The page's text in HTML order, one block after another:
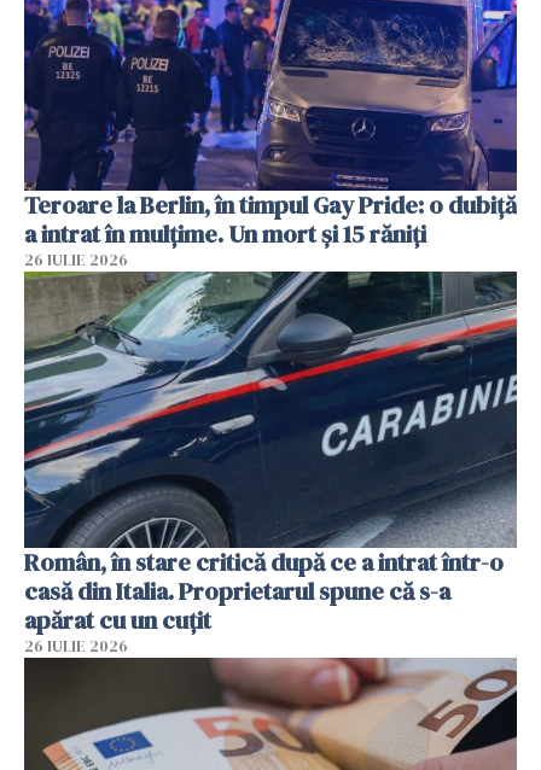
Teroare la Berlin, în timpul Gay Pride: o dubiță
a intrat în mulțime. Un mort și 15 răniți
26 IULIE 2026
Român, în stare critică după ce a intrat într-o
casă din Italia. Proprietarul spune că s-a
apărat cu un cuțit
26 IULIE 2026